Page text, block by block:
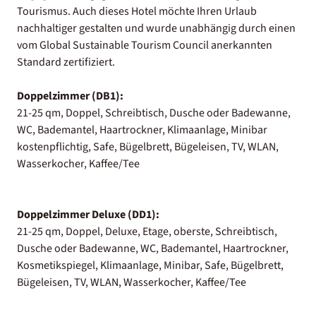
Tourismus. Auch dieses Hotel möchte Ihren Urlaub
nachhaltiger gestalten und wurde unabhängig durch einen
vom Global Sustainable Tourism Council anerkannten
Standard zertifiziert.
Doppelzimmer (DB1):
21-25 qm, Doppel, Schreibtisch, Dusche oder Badewanne,
WC, Bademantel, Haartrockner, Klimaanlage, Minibar
kostenpflichtig, Safe, Bügelbrett, Bügeleisen, TV, WLAN,
Wasserkocher, Kaffee/Tee
Doppelzimmer Deluxe (DD1):
21-25 qm, Doppel, Deluxe, Etage, oberste, Schreibtisch,
Dusche oder Badewanne, WC, Bademantel, Haartrockner,
Kosmetikspiegel, Klimaanlage, Minibar, Safe, Bügelbrett,
Bügeleisen, TV, WLAN, Wasserkocher, Kaffee/Tee